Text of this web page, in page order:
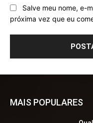
Salve meu nome, e-
próxima vez que eu
MAIS POPULARES